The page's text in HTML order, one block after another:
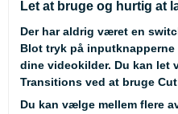
Let at bruge og hurtig at
Der har aldrig været en
Blot tryk på
dine videokilder. Du kan let
Transitions ved at bruge
Du kan vælge mellem flere